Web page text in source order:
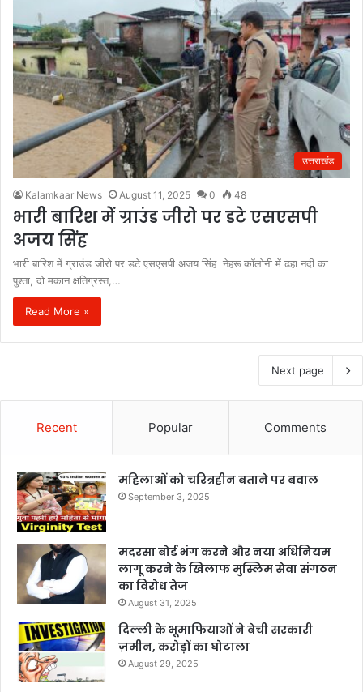
उत्तराखंड
Kalamkaar News August 11, 2025 0 48
भारी बारिश में ग्राउंड जीरो पर डटे एसएसपी
अजय सिंह
भारी बारिश में ग्राउंड जीरो पर डटे एसएसपी अजय सिंह नेहरू कॉलोनी में ढहा नदी का
पुश्ता, दो मकान क्षतिग्रस्त,…
Read More »
Next page
Recent Popular Comments
महिलाओं को चरित्रहीन बताने पर बवाल
September 3, 2025
मदरसा बोर्ड भंग करने और नया अधिनियम
लागू करने के खिलाफ मुस्लिम सेवा संगठन
का विरोध तेज
August 31, 2025
दिल्ली के भूमाफियाओं ने बेची सरकारी
ज़मीन, करोड़ों का घोटाला
August 29, 2025